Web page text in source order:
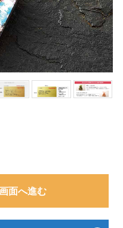
面へ進む